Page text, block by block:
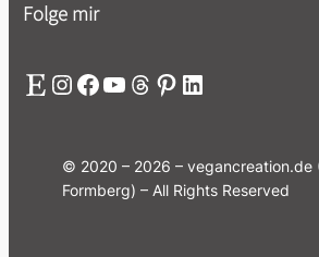
Folge mir
Etsy InstagramFacebook YouTube Threads Pinterest LinkedIn
© 2020 – 2026 – vegancreation.de
Formberg) – All Rights Reserved